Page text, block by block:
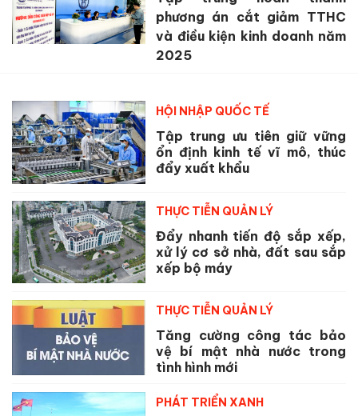
phương án cắt giảm TTHC
và điều kiện kinh doanh năm
2025
HỘI NHẬP QUỐC TẾ
Tập trung ưu tiên giữ vững
ổn định kinh tế vĩ mô, thúc
đẩy xuất khẩu
THỰC TIỄN QUẢN LÝ
Đẩy nhanh tiến độ sắp xếp,
xử lý cơ sở nhà, đất sau sắp
xếp bộ máy
THỰC TIỄN QUẢN LÝ
Tăng cường công tác bảo
vệ bí mật nhà nước trong
tình hình mới
PHÁT TRIỂN XANH